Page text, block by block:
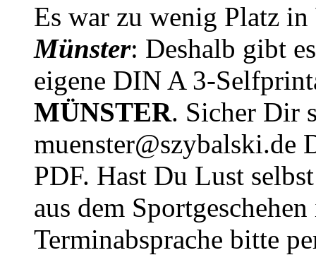
Es war zu wenig Platz in
Münster: Deshalb gibt
eigene DIN A 3-
MÜNSTER. Sicher Dir
muenster@szybalski.de
PDF. Hast Du Lust
aus dem
Terminabsprache bitte